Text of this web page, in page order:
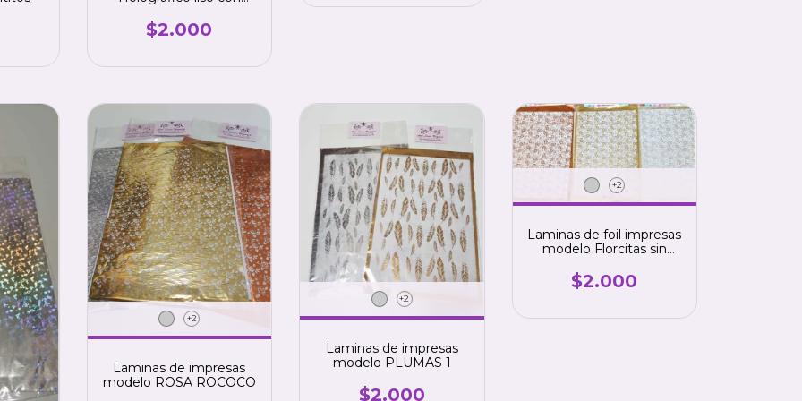
$2.000
+2
Laminas de impresas
modelo ROSA ROCOCO
+2
Laminas de impresas
modelo PLUMAS 1
$2.000
+2
Laminas de foil impresas
modelo Florcitas sin
$2.000